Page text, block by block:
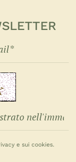
e sui cookies.